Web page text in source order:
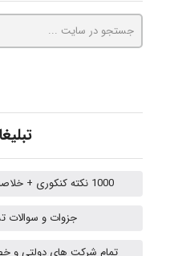
1000 نکته کنکوری + خلاصه جزوات ارشد بهداشت حرفه ای
جزوات و سوالات